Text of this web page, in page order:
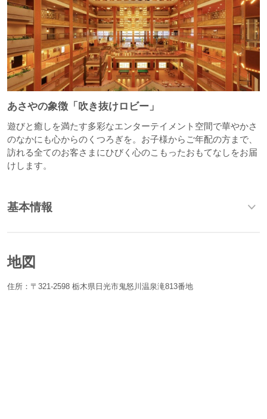
あさやの象徴「吹き抜けロビー」
遊びと癒しを満たす多彩なエンターテイメント空間で華やかさ
のなかにも心からのくつろぎを。お子様からご年配の方まで、
訪れる全てのお客さまにひびく心のこもったおもてなしをお届
けします。
基本情報
地図
住所：〒321-2598 栃木県日光市鬼怒川温泉滝813番地